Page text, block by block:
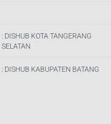
: DISHUB KOTA TANGERANG
SELATAN
: DISHUB KABUPATEN BATANG